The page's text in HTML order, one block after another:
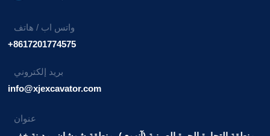
واتس اب / هاتف
+8617201774575
بريد إلكتروني
info@xjexcavator.com
عنوان